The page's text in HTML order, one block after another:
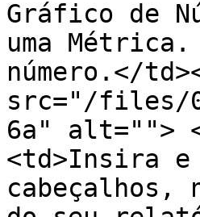
Gráfico de
uma
número.</
src="/files/
6a" alt="">
<td>Insira
cabeçalhos,